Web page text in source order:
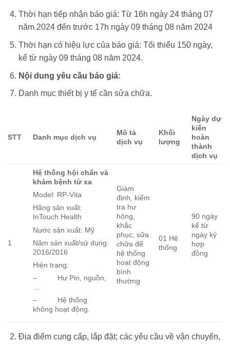
Thời hạn tiếp nhận báo giá: Từ 16h ngày 24 tháng 07
năm 2024 đến trước 17h ngày 09 tháng 08 năm 2024
Thời hạn có hiệu lực của báo giá: Tối thiểu 150 ngày,
kể từ ngày 09 tháng 08 năm 2024.
Nội dung yêu cầu báo giá:
Danh mục thiết bị y tế cần sửa chữa.
STT Danh mục dịch vụ
Mô tả
dịch vụ
Khối
lượng
Ngày dự
kiến
hoàn
thành
dịch vụ
1
Hệ thống hội chẩn và
khám bệnh từ xa
Model: RP-Vita
Hãng sản xuất:
InTouch Health
Nước sản xuất: Mỹ
Năm sản xuất/sử dụng:
2016/2016
Hiện trạng:
– Hư Pin, nguồn,
– Hệ thống
không hoạt động.
Giám
định, kiểm
tra hư
hỏng,
khắc
phục, sữa
chữa để
hệ thống
hoạt động
bình
thường
01 Hệ
thống
90 ngày
kể từ
ngày ký
hợp
đồng
Địa điểm cung cấp, lắp đặt; các yêu cầu về vận chuyển,